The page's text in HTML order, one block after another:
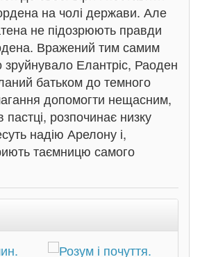
на чолі держави. Але
не підозрюють правди
Вражений тим самим
Елантріс, Раоден
батьком до темного
допомогти нещасним,
розпочинає низку
надію Арелону і,
таємницю самого